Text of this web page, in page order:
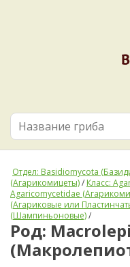
Отдел: Basidiomycota
(Агарикомицеты)/ Класс:
Agaricomycetidae
(Агариковые или
(Шампиньоновые)/
Род: